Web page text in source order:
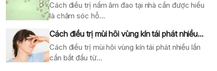
Cách điều trị nấm âm đao tại nhà cần được hiểu
là chăm sóc hỗ...
Cách điều trị mùi hôi vùng kín tái phát nhiều...
Cách điều trị mùi hôi vùng kín tái phát nhiều lần
cần bắt đầu từ...